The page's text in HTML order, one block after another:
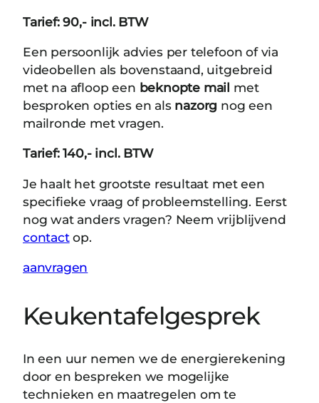
Tarief: 90,- incl. BTW
Een persoonlijk advies per telefoon of via
videobellen als bovenstaand, uitgebreid
met na afloop een beknopte mail met
besproken opties en als nazorg nog een
mailronde met vragen.
Tarief: 140,- incl. BTW
Je haalt het grootste resultaat met een
specifieke vraag of probleemstelling. Eerst
nog wat anders vragen? Neem vrijblijvend
contactop.
aanvragen
Keukentafelgesprek
In een uur nemen we de energierekening
door en bespreken we mogelijke
technieken en maatregelen om te